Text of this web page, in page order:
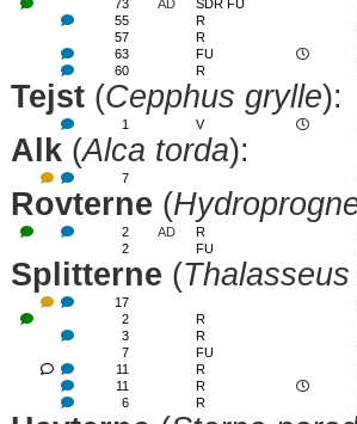
73
AD SDR FU
55
R
57
R
63
FU
60
R
Tejst (Cepphus grylle):
1 V
Alk (Alca torda):
7
Rovterne (
2 AD R
2
FU
Splitterne (
17
2
R
3
R
7
FU
11
R
11
R
6
R